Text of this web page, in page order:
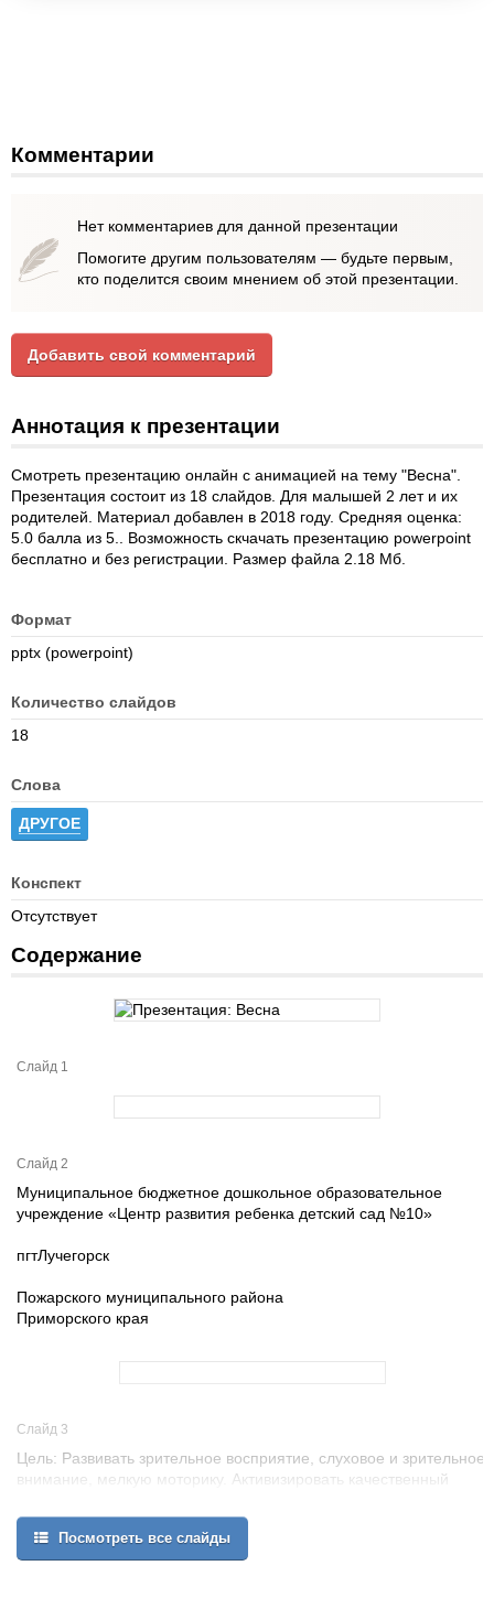
Комментарии
Нет комментариев для данной презентации
Помогите другим пользователям — будьте первым,
кто поделится своим мнением об этой презентации.
Добавить свой комментарий
Аннотация к презентации
Смотреть презентацию онлайн с анимацией на тему "Весна".
Презентация состоит из 18 слайдов. Для малышей 2 лет и их
родителей. Материал добавлен в 2018 году. Средняя оценка:
5.0 балла из 5.. Возможность скчачать презентацию powerpoint
бесплатно и без регистрации. Размер файла 2.18 Мб.
Формат
pptx (powerpoint)
Количество слайдов
18
Слова
ДРУГОЕ
Конспект
Отсутствует
Содержание
Слайд 1
Слайд 2
Муниципальное бюджетное дошкольное образовательное
учреждение «Центр развития ребенка детский сад №10»
пгтЛучегорск
Пожарского муниципального района
Приморского края
Слайд 3
Цель: Развивать зрительное восприятие, слуховое и зрительное
внимание, мелкую моторику. Активизировать качественный
о характерных признаках весны, научить самостоятельно,
находить их, устанавливать связи между сезонными
изменениями в природе. Развивать у дошкольников умения
Посмотреть все слайды